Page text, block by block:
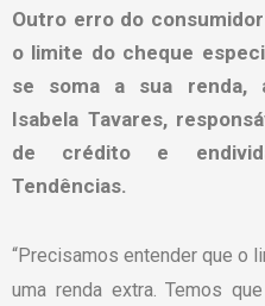
Outro erro do
o limite do cheque
se soma a sua renda,
Isabela Tavares,
de crédito e
Tendências.
“Precisamos entender que o
uma renda extra. Temos